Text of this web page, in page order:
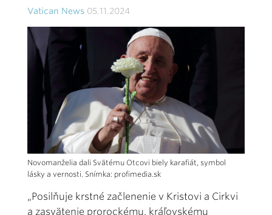
Vatican News 05.11.2024
Novomanželia dali Svätému Otcovi biely karafiát, symbol
lásky a vernosti. Snímka: profimedia.sk
„Posilňuje krstné začlenenie v Kristovi a Cirkvi
a zasvätenie prorockému, kráľovskému